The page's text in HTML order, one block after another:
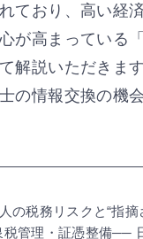
ており、高い経
が高まっている
解説いただきます
の情報交換の機
の税務リスクと“指
税管理・証憑整備──